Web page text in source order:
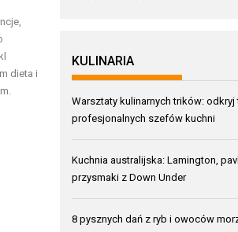
dieta i
KULINARIA
Warsztaty kulinarnych trików: odkryj
profesjonalnych szefów kuchni
Kuchnia australijska: Lamington,
przysmaki z Down Under
8 pysznych dań z ryb i owoców